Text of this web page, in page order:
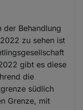
der Behandlung
zu sehen ist
gibt es diese
die
südlich
Grenze, mit